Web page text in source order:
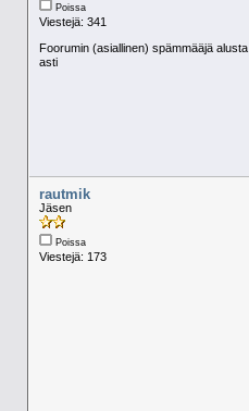
Poissa
Viestejä: 341
Foorumin (asiallinen) spämmääjä alusta
asti
rautmik
Jäsen
Poissa
Viestejä: 173